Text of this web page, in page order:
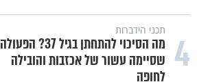
4 תכני הידברות
מה הסיכוי להתחתן בגיל 37? הפעולה
שסיימה עשור של אכזבות והובילה
לחופה